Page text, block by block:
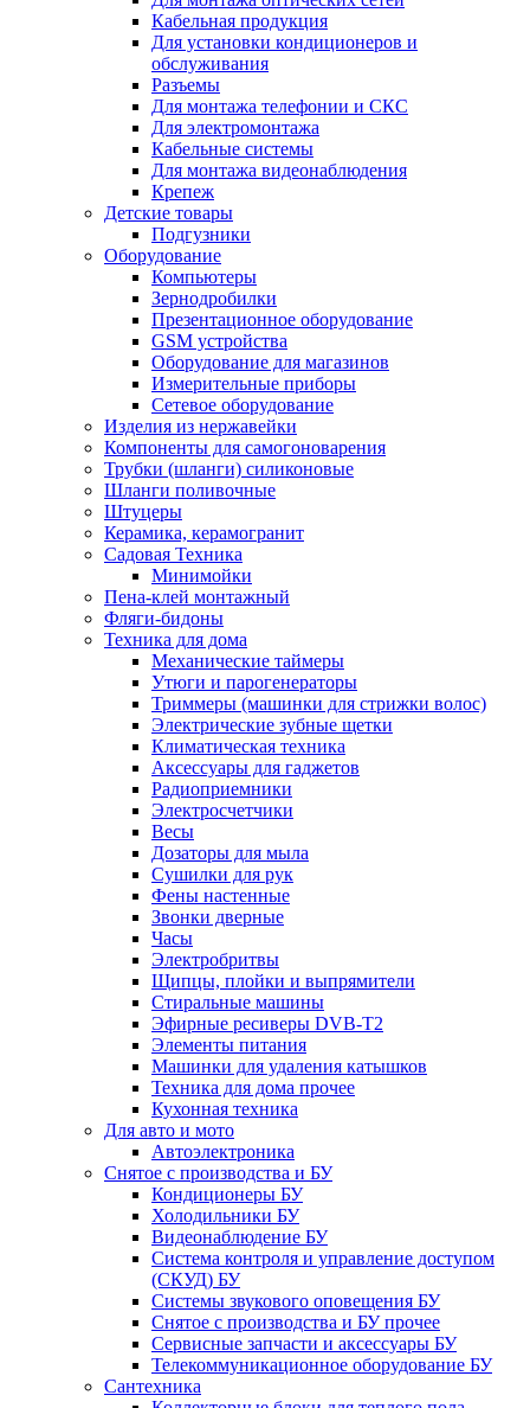
Кабельная продукция
Для установки кондиционеров и
обслуживания
Разъемы
Для монтажа телефонии и СКС
Для электромонтажа
Кабельные системы
Для монтажа видеонаблюдения
Крепеж
Детские товары
Подгузники
Оборудование
Компьютеры
Зернодробилки
Презентационное оборудование
GSM устройства
Оборудование для магазинов
Измерительные приборы
Сетевое оборудование
Изделия из нержавейки
Компоненты для самогоноварения
Трубки (шланги) силиконовые
Шланги поливочные
Штуцеры
Керамика, керамогранит
Садовая Техника
Минимойки
Пена-клей монтажный
Фляги-бидоны
Техника для дома
Механические таймеры
Утюги и парогенераторы
Триммеры (машинки для стрижки волос)
Электрические зубные щетки
Климатическая техника
Аксессуары для гаджетов
Радиоприемники
Электросчетчики
Весы
Дозаторы для мыла
Сушилки для рук
Фены настенные
Звонки дверные
Часы
Электробритвы
Щипцы, плойки и выпрямители
Стиральные машины
Эфирные ресиверы DVB-T2
Элементы питания
Машинки для удаления катышков
Техника для дома прочее
Кухонная техника
Для авто и мото
Автоэлектроника
Снятое с производства и БУ
Кондиционеры БУ
Холодильники БУ
Видеонаблюдение БУ
Система контроля и управление доступом
(СКУД) БУ
Системы звукового оповещения БУ
Снятое с производства и БУ прочее
Сервисные запчасти и аксессуары БУ
Телекоммуникационное оборудование БУ
Сантехника